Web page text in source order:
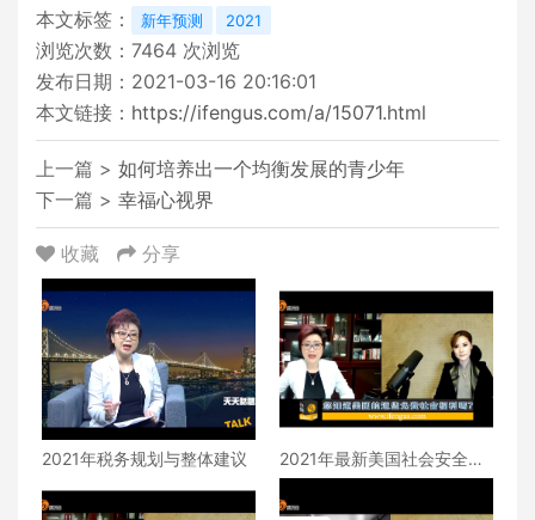
本文标签：
新年预测 2021
浏览次数： 7464 次浏览
发布日期：2021-03-16 20:16:01
本文链接： https://ifengus.com/a/15071.html
上一篇 > 如何培养出一个均衡发展的青少年
下一篇 > 幸福心视界
收藏 分享
2021年税务规划与整体建议
2021年最新美国社会安全福
利详解2